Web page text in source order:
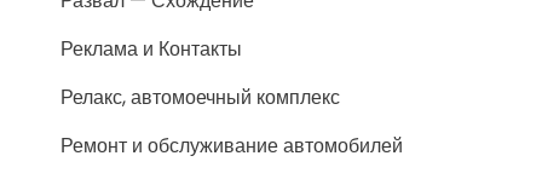
Реклама и Контакты
Релакс, автомоечный комплекс
Ремонт и обслуживание автомобилей